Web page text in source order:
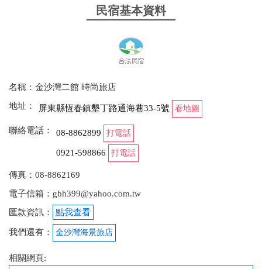
2026-01-25 23:28:14
2025-12-08 20:12:09
此次入住1館，房間乾淨整潔，服務人員態度非常好
感謝貴旅店的用心，沒想到還送給我們這麼Sweet 的
驚喜
from google
民宿基本資料
名稱：金沙灣二館 時尚旅店
地址：
屏東縣恆春鎮墾丁路通海巷33-5號 看地圖
聯絡電話： 08-8862899 打電話
0921-598866 打電話
傳真：08-8862169
電子信箱：gbh399@yahoo.com.tw
匯款資訊：
點我查看
我們還有： 金沙灣海景旅店
相關網頁: